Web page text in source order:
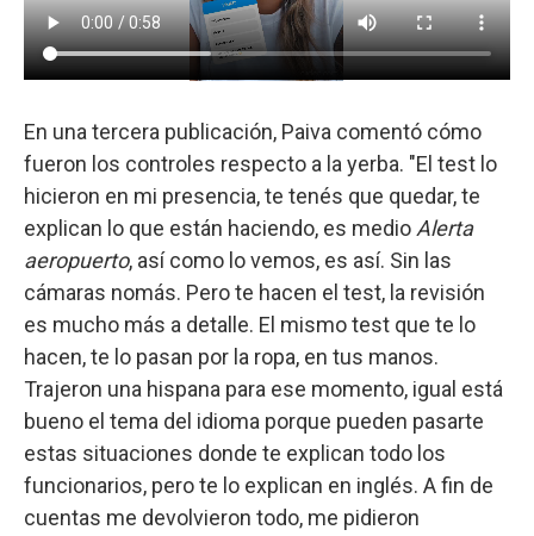
En una tercera publicación, Paiva comentó cómo
fueron los controles respecto a la yerba. "El test lo
hicieron en mi presencia, te tenés que quedar, te
explican lo que están haciendo, es medio Alerta
aeropuerto, así como lo vemos, es así. Sin las
cámaras nomás. Pero te hacen el test, la revisión
es mucho más a detalle. El mismo test que te lo
hacen, te lo pasan por la ropa, en tus manos.
Trajeron una hispana para ese momento, igual está
bueno el tema del idioma porque pueden pasarte
estas situaciones donde te explican todo los
funcionarios, pero te lo explican en inglés. A fin de
cuentas me devolvieron todo, me pidieron